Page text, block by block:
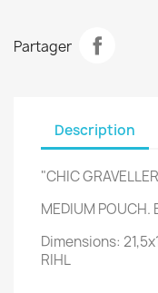
Partager
Description
"CHIC
MEDIUM
Dimensions:
RIHL